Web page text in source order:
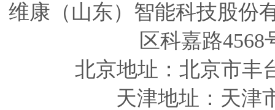
维康（山东）智能科技股
区科嘉路
北京地址：北京市丰
天津地址 ：天津